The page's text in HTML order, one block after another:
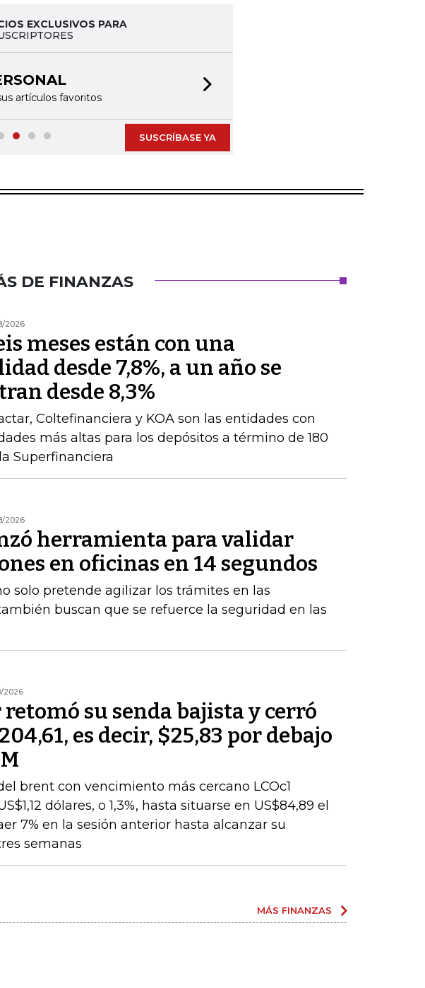
EXCLUSIVOS PARA
artículos favoritos
SUSCRÍBASE YA
DE FINANZAS
2026
meses están con una
desde 7,8%, a un año se
desde 8,3%
Coltefinanciera y KOA son las entidades con
más altas para los depósitos a término de 180
Superfinanciera
2026
herramienta para validar
en oficinas en 14 segundos
solo pretende agilizar los trámites en las
buscan que se refuerce la seguridad en las
2026
su senda bajista y cerró
es decir, $25,83 por debajo
brent con vencimiento más cercano LCOc1
dólares, o 1,3%, hasta situarse en US$84,89 el
7% en la sesión anterior hasta alcanzar su
semanas
MÁS FINANZAS